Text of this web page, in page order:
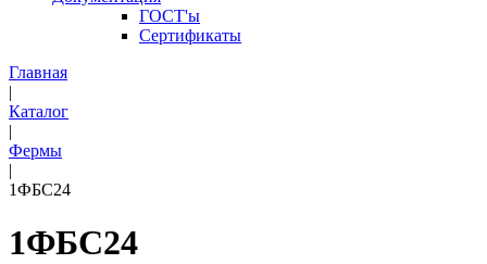
ГОСТ'ы
Сертификаты
Главная
|
Каталог
|
Фермы
|
1ФБС24
1ФБС24